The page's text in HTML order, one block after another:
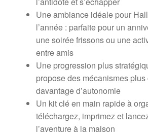
Une ambiance idéale pour
l’année : parfaite pour un
une soirée frissons ou une
entre amis
Une progression plus
propose des mécanismes
davantage d’autonomie
Un kit clé en main rapide à
téléchargez, imprimez et
l’aventure à la maison